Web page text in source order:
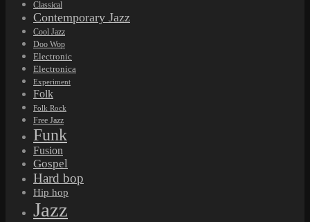
Classical
Contemporary Jazz
Cool Jazz
Doo Wop
Electronic
Electronica
Experiment
Folk
Folk Rock
Free Jazz
Funk
Fusion
Gospel
Hard bop
Hip hop
Jazz